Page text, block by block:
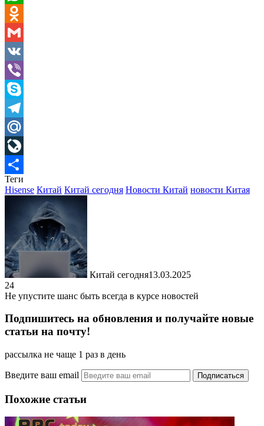
WhatsApp
Odnoklassniki
Gmail
VK
Viber
Skype
Telegram
Mail.Ru
LiveJournal
Отправить
Теги
Hisense Китай Китай сегодня Новости Китай новости Китая
Китай сегодня13.03.2025
24
Не упустите шанс быть всегда в курсе новостей
Подпишитесь на обновления и получайте новые
статьи на почту!
рассылка не чаще 1 раз в день
Введите ваш email
Похожие статьи